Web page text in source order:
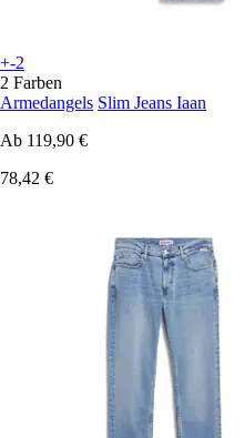
+-2
2 Farben
Armedangels Slim Jeans Iaan
Ab 119,90 €
78,42 €